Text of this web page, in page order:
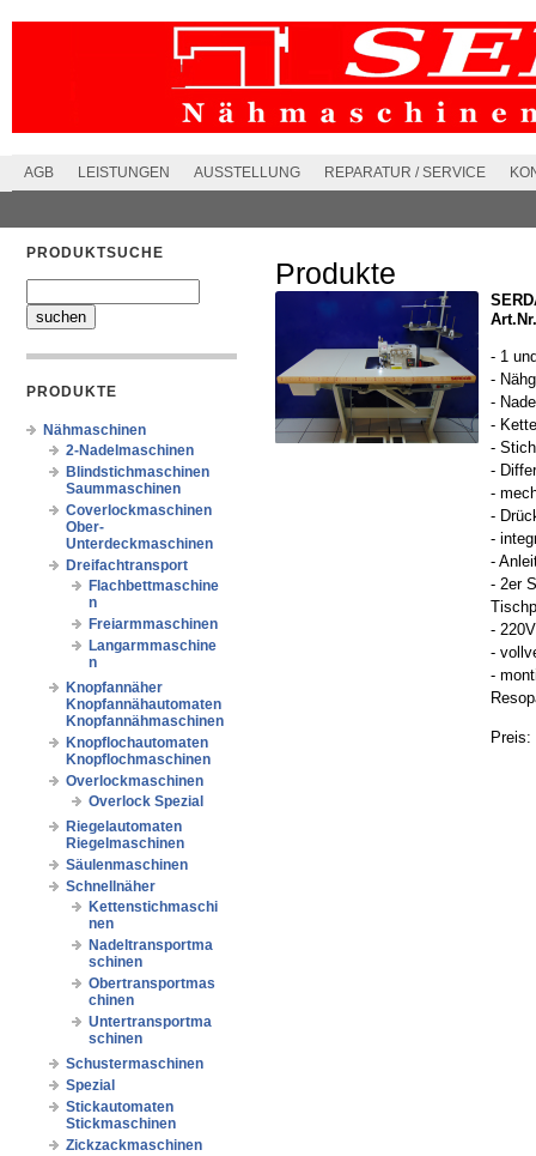
AGB LEISTUNGEN AUSSTELLUNG REPARATUR / SERVICE
PRODUKTSUCHE
PRODUKTE
Nähmaschinen
2-Nadelmaschinen
Blindstichmaschinen
Saummaschinen
Coverlockmaschinen
Ober-
Unterdeckmaschinen
Dreifachtransport
Flachbettmaschine
n
Freiarmmaschinen
Langarmmaschine
n
Knopfannäher
Knopfannähautomaten
Knopfannähmaschinen
Knopflochautomaten
Knopflochmaschinen
Overlockmaschinen
Overlock Spezial
Riegelautomaten
Riegelmaschinen
Säulenmaschinen
Schnellnäher
Kettenstichmaschi
nen
Nadeltransportma
schinen
Obertransportmas
chinen
Untertransportma
schinen
Schustermaschinen
Spezial
Stickautomaten
Stickmaschinen
Zickzackmaschinen
Produkte
- 1
-
-
-
-
-
-
-
-
-
- 2er
-
-
-
Preis: